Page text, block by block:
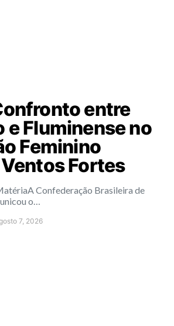
entre
e Fluminense no
Feminino
Fortes
Confederação Brasileira de
o…
7, 2026